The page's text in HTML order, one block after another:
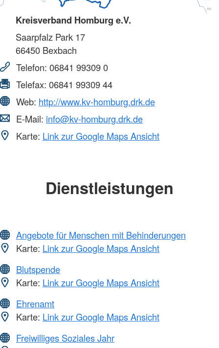
Kreisverband Homburg e.V.
Saarpfalz Park 17
66450 Bexbach
Telefon: 06841 99309 0
Telefax: 06841 99309 44
Web: http://www.kv-homburg.drk.de
E-Mail: info@kv-homburg.drk.de
Karte: Link zur Google Maps Ansicht
Dienstleistungen
Angebote für Menschen mit Behinderungen
Karte: Link zur Google Maps Ansicht
Blutspende
Karte: Link zur Google Maps Ansicht
Ehrenamt
Karte: Link zur Google Maps Ansicht
Freiwilliges Soziales Jahr